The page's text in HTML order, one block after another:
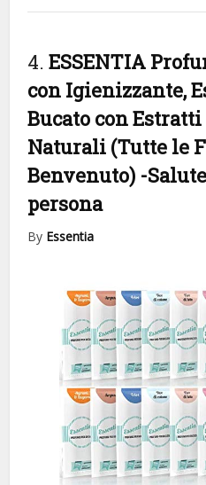
4.ESSENTIA
con Igienizzante,
Bucato con
Naturali (Tutte le
Benvenuto) -
persona
By Essentia